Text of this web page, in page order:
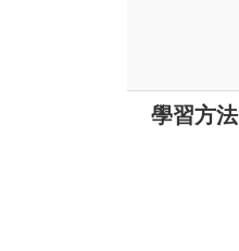
學習方法